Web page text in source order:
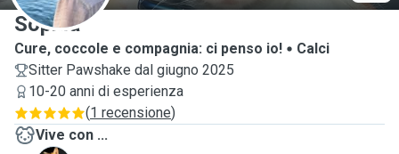
Sophia
Cure, coccole e compagnia: ci penso io!
Calci
Sitter Pawshake dal giugno 2025
10-20 anni di esperienza
(1 recensione)
Vive con ...